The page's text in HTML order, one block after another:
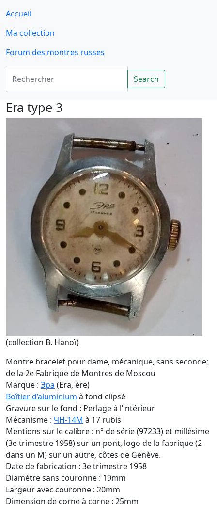
Accueil
Ma collection
Forum des montres russes
Rechercher
Search
Era type 3
(collection B. Hanoï)
Montre bracelet pour dame, mécanique, sans seconde;
de la 2e Fabrique de Montres de Moscou
Marque : Эра (Era, ère)
Boîtier d’aluminium à fond clipsé
Gravure sur le fond : Perlage à l’intérieur
Mécanisme : ЧН-14M à 17 rubis
Mentions sur le calibre : n° de série (97233) et millésime
(3e trimestre 1958) sur un pont, logo de la fabrique (2
dans un M) sur un autre, côtes de Genève.
Date de fabrication : 3e trimestre 1958
Diamètre sans couronne : 19mm
Largeur avec couronne : 20mm
Dimension de corne à corne : 25mm